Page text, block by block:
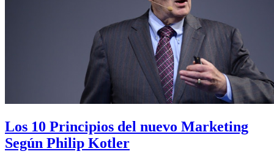
Los 10 Principios del nuevo Marketing
Según Philip Kotler